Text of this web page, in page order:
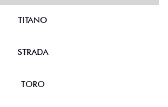
TITANO
STRADA
TORO